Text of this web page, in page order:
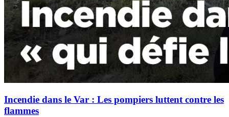
Incendie dans le Var : Les pompiers luttent contre les
flammes